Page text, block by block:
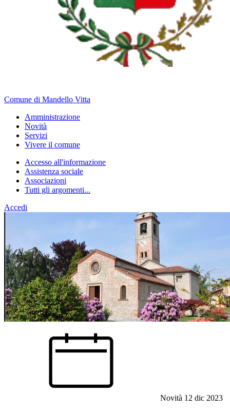
Comune di Mandello Vitta
Amministrazione
Novità
Servizi
Vivere il comune
Accesso all'informazione
Assistenza sociale
Associazioni
Tutti gli argomenti...
Accedi
Homepage
Novità 12 dic 2023